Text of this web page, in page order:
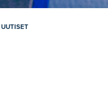
UUTISET